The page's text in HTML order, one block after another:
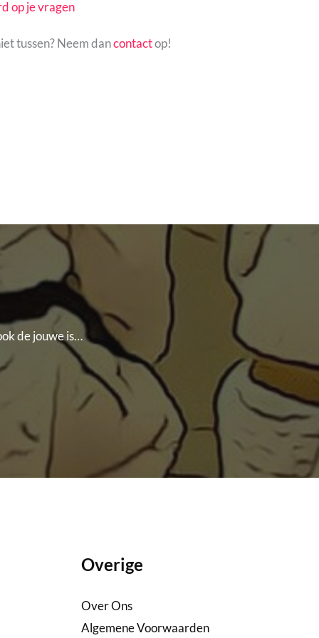
op je vragen
tussen? Neem dancontactop!
de jouwe is…
Overige
Over Ons
Algemene Voorwaarden